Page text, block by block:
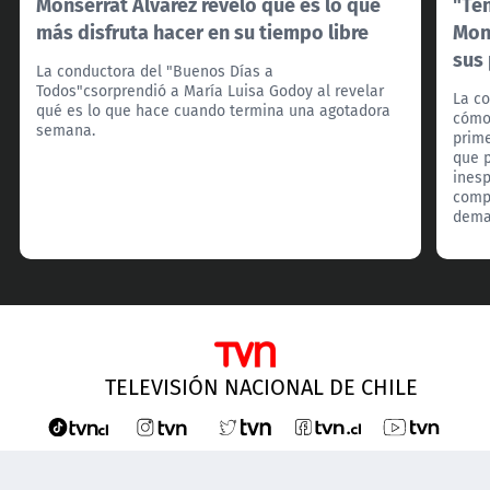
más disfruta hacer en su tiempo libre
La conductora del "Buenos Días a
Todos"csorprendió a María Luisa Godoy al revelar
qué es lo que hace cuando termina una agotadora
semana.
La
que
TELEVISIÓN NACIONAL DE CHILE